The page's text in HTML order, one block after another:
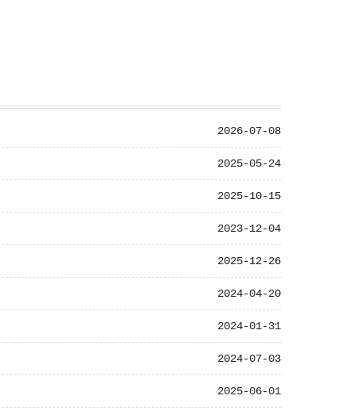
2026-07-08
2025-05-24
2025-10-15
2023-12-04
2025-12-26
2024-04-20
2024-01-31
2024-07-03
2025-06-01